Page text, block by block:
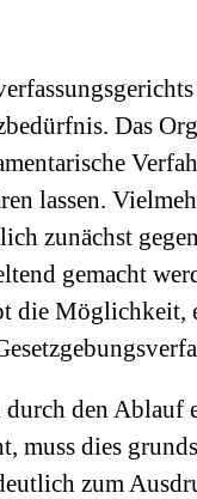
Das
lassen.
zunächst
gemacht
die Möglichkeit,
den Ablauf
muss dies
zum